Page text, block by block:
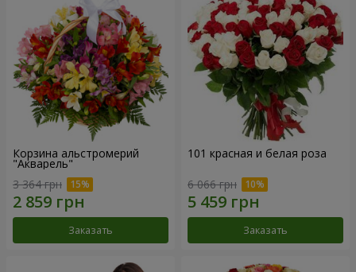
Корзина альстромерий
"Акварель"
3 364 грн
Заказать
101 красная и белая роза
6 066 грн
Заказать